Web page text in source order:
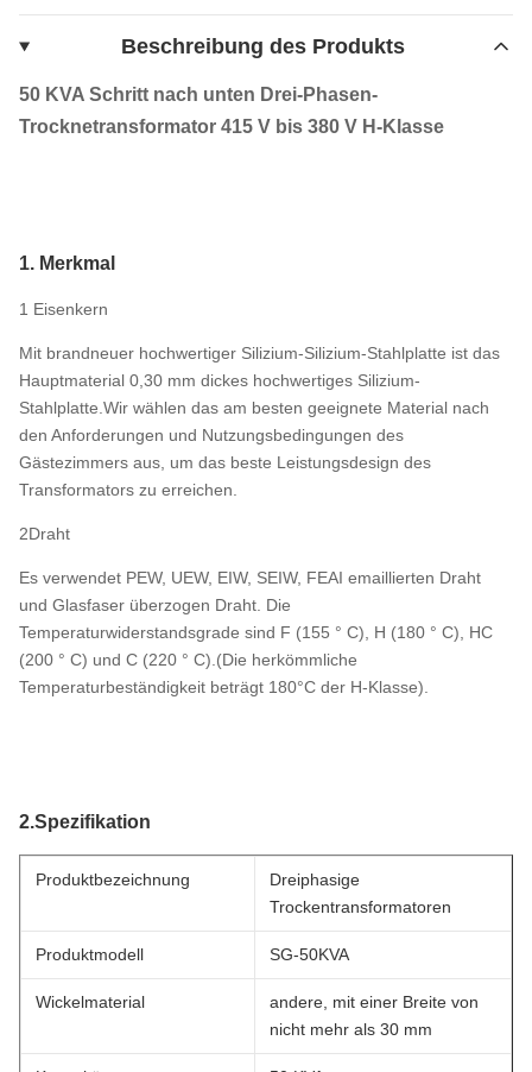
Beschreibung des Produkts
50 KVA Schritt nach unten Drei-Phasen-
Trocknetransformator 415 V bis 380 V H-Klasse
1. Merkmal
1 Eisenkern
Mit brandneuer hochwertiger Silizium-Silizium-Stahlplatte ist das
Hauptmaterial 0,30 mm dickes hochwertiges Silizium-
Stahlplatte.Wir wählen das am besten geeignete Material nach
den Anforderungen und Nutzungsbedingungen des
Gästezimmers aus, um das beste Leistungsdesign des
Transformators zu erreichen.
2Draht
Es verwendet PEW, UEW, EIW, SEIW, FEAI emaillierten Draht
und Glasfaser überzogen Draht. Die
Temperaturwiderstandsgrade sind F (155 ° C), H (180 ° C), HC
(200 ° C) und C (220 ° C).(Die herkömmliche
Temperaturbeständigkeit beträgt 180°C der H-Klasse).
2.Spezifikation
Produktbezeichnung
Dreiphasige
Trockentransformatoren
Produktmodell SG-50KVA
Wickelmaterial
andere, mit einer Breite von
nicht mehr als 30 mm